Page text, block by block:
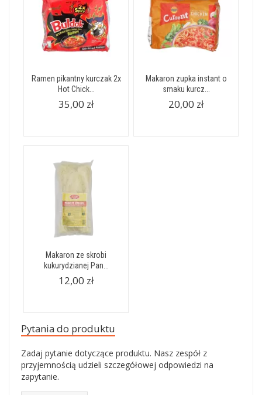
Ramen pikantny kurczak 2x
Hot Chick...
35,00 zł
Makaron zupka instant o
smaku kurcz...
20,00 zł
Makaron ze skrobi
kukurydzianej Pan...
12,00 zł
Pytania do produktu
Zadaj pytanie dotyczące produktu. Nasz zespół z
przyjemnością udzieli szczegółowej odpowiedzi na
zapytanie.